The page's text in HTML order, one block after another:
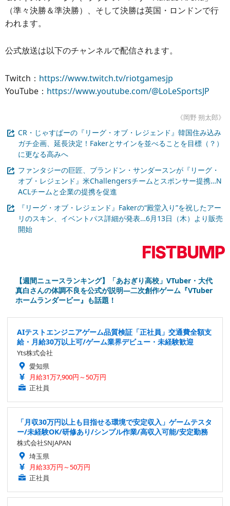
（準々決勝＆準決勝）、そして決勝は英国・ロンドンで行
われます。
公式放送は以下のチャンネルで配信されます。
Twitch： https://www.twitch.tv/riotgamesjp
YouTube： https://www.youtube.com/@LoLeSportsJP
《岡野 朔太郎》
CR・じゃすぱーの『リーグ・オブ・レジェンド』韓国住み込み
ガチ企画、延長決定！Fakerとサインを並べることを目標（？）
に更なる高みへ
ファンタジーの巨匠、ブランドン・サンダースンが『リーグ・
オブ・レジェンド』米Challengersチームとスポンサー提携…N
ACLチームと企業の提携を促進
『リーグ・オブ・レジェンド』Fakerの“殿堂入り”を祝したアー
リのスキン、イベントパス詳細が発表…6月13日（木）より販売
開始
【週間ニュースランキング】「あおぎり高校」VTuber・大代
真白さんの体調不良を公式が説明―二次創作ゲーム『VTuber
ホームランダービー』も話題！
AIテストエンジニアゲーム品質検証「正社員」交通費全額支
給・月給30万以上可/ゲーム業界デビュー・未経験歓迎
Yts株式会社
愛知県
月給31万7,900円～50万円
正社員
「月収30万円以上も目指せる環境で安定収入」ゲームテスタ
ー/未経験OK/研修あり/シンプル作業/高収入可能/安定勤務
株式会社SNJAPAN
埼玉県
月給33万円～50万円
正社員